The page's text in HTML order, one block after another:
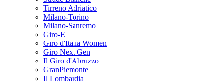
Tirreno Adriatico
Milano-Torino
Milano-Sanremo
Giro-E
Giro d'Italia Women
Giro Next Gen
Il Giro d'Abruzzo
GranPiemonte
Il Lombardia